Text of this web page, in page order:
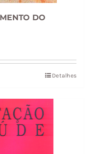
DO
Detalhes